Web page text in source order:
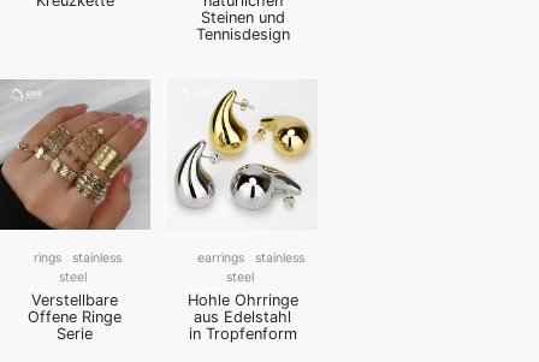
Steinen und
Tennisdesign
rings
stainless
steel
Verstellbare
Offene Ringe
Serie
earrings
stainless
steel
Hohle Ohrringe
aus Edelstahl
in Tropfenform